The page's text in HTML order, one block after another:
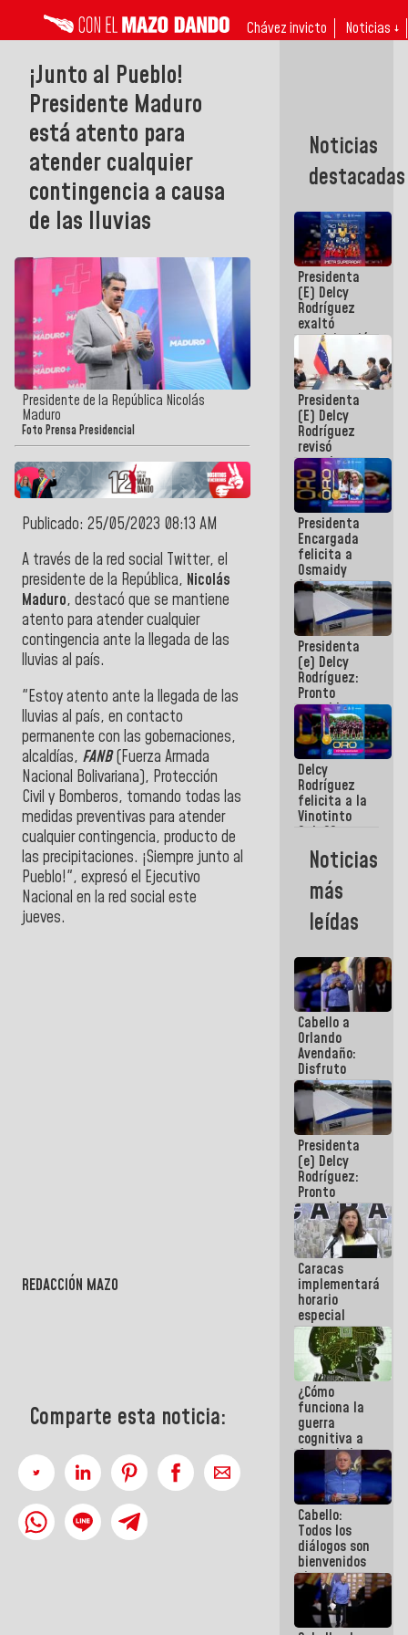
Chávez invicto Noticias ↓
¡Junto al Pueblo!
Presidente Maduro
está atento para
atender cualquier
contingencia a causa
de las lluvias
Presidente de la República Nicolás
Maduro
Foto Prensa Presidencial
Publicado: 25/05/2023 08:13 AM
A través de la red social Twitter, el
presidente de la República, Nicolás
Maduro, destacó que se mantiene
atento para atender cualquier
contingencia ante la llegada de las
lluvias al país.
"Estoy atento ante la llegada de las
lluvias al país, en contacto
permanente con las gobernaciones,
alcaldías, FANB(Fuerza Armada
Nacional Bolivariana), Protección
Civil y Bomberos, tomando todas las
medidas preventivas para atender
cualquier contingencia, producto de
las precipitaciones. ¡Siempre junto al
Pueblo!", expresó el Ejecutivo
Nacional en la red social este
jueves.
REDACCIÓN MAZO
Comparte esta noticia:
Noticias
destacadas
Presidenta
(E) Delcy
Rodríguez
exaltó
participación
de
Venezuela
en Juegos
Centroamericanos
y del Caribe
2026
Presidenta
(E) Delcy
Rodríguez
revisó
agenda
económica y
ejecución de
fondos de
emergencia
post-sismos
Presidenta
Encargada
felicita a
Osmaidy
Arias y
Giraly
Marcano por
hacer
historia en
los
Centroamericanos
Presidenta
(e) Delcy
Rodríguez:
Pronto
restableceremos
las
operaciones
en el
Aeropuerto
Internacional
de
Maiquetía
Delcy
Rodríguez
felicita a la
Vinotinto
Sub 20
campeona
frente
México Sub
23 en los
Centroamericanos
Noticias
más
leídas
Cabello a
Orlando
Avendaño:
Disfruto
cada vez
que escribes
porque lo
que haces
es
embarrarla
Presidenta
(e) Delcy
Rodríguez:
Pronto
restableceremos
las
operaciones
en el
Aeropuerto
Internacional
de
Maiquetía
Caracas
implementará
horario
especial
para
adaptarse
al plan de
ahorro
energético
¿Cómo
funciona la
guerra
cognitiva a
favor de la
narrativa
hegemónica?
(1)
Cabello:
Todos los
diálogos son
bienvenidos
siempre que
estén en el
marco de la
Constitución